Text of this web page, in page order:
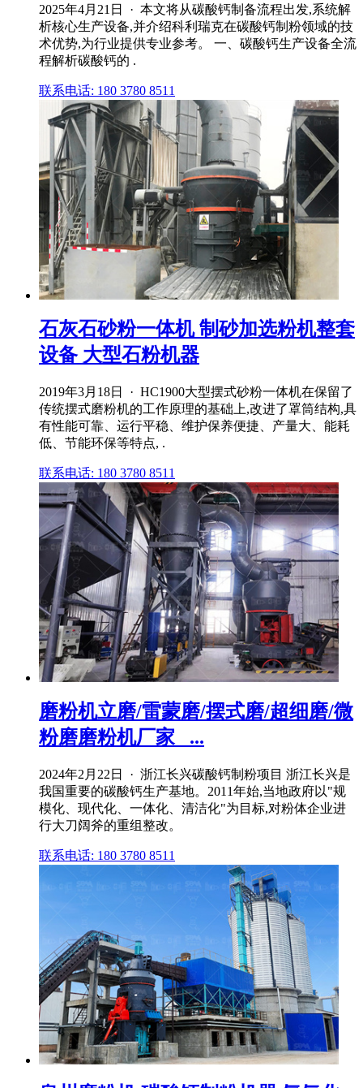
2025年4月21日 · 本文将从碳酸钙制备流程出发,系统解
析核心生产设备,并介绍科利瑞克在碳酸钙制粉领域的技
术优势,为行业提供专业参考。 一、碳酸钙生产设备全流
程解析碳酸钙的 .
联系电话: 180 3780 8511
石灰石砂粉一体机 制砂加选粉机整套
设备 大型石粉机器
2019年3月18日 · HC1900大型摆式砂粉一体机在保留了
传统摆式磨粉机的工作原理的基础上,改进了罩筒结构,具
有性能可靠、运行平稳、维护保养便捷、产量大、能耗
低、节能环保等特点, .
联系电话: 180 3780 8511
磨粉机立磨/雷蒙磨/摆式磨/超细磨/微
粉磨磨粉机厂家_ ...
2024年2月22日 · 浙江长兴碳酸钙制粉项目 浙江长兴是
我国重要的碳酸钙生产基地。2011年始,当地政府以"规
模化、现代化、一体化、清洁化"为目标,对粉体企业进
行大刀阔斧的重组整改。
联系电话: 180 3780 8511